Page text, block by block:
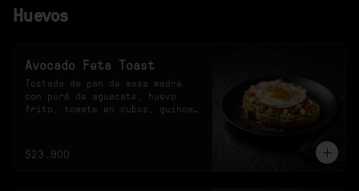
Huevos
Avocado Feta Toast
Tostada de pan de masa madre
con puré de aguacate, huevo
frito, tomate en cubos, quinoa
$23.900